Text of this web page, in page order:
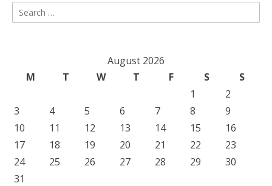
Search
for:
August 2026
M
T W T F S
S
1
2
3
4 5 6 7 8
9
10
11 12 13 14 15
16
17
18 19 20 21 22
23
24
25 26 27 28 29
30
31